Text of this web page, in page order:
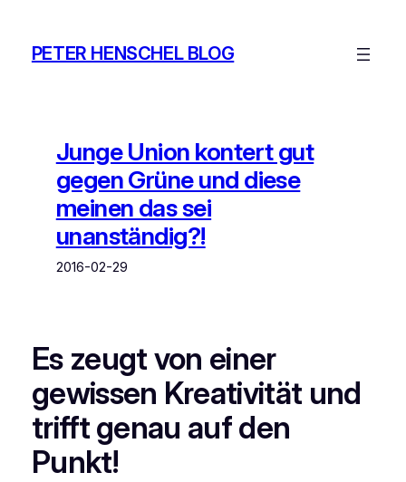
springen
PETER HENSCHEL BLOG
Junge Union kontert gut
gegen Grüne und diese
meinen das sei
unanständig?!
2016-02-29
Es zeugt von einer
gewissen Kreativität und
trifft genau auf den
Punkt!